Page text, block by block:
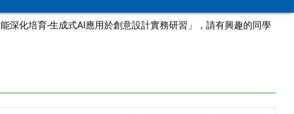
深化培育-生成式AI應用於創意設計實務研習」，請有興趣的同學